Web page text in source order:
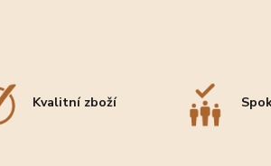
Kvalitní zboží